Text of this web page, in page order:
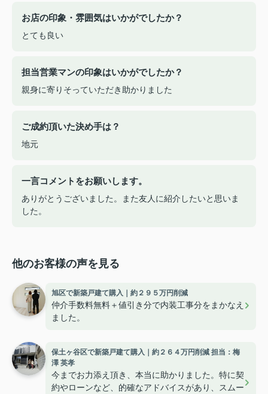
お店の印象・雰囲気はいかがでしたか？
とても良い
担当営業マンの印象はいかがでしたか？
親身に寄りそっていただき助かりました
ご成約頂いた決め手は？
地元
一言コメントをお願いします。
ありがとうございました。また友人に紹介したいと思いま
した。
他のお客様の声を見る
旭区で新築戸建て購入｜約２９５万円削減
仲介手数料無料＋値引き分で内装工事分をまかなえ
ました。
保土ヶ谷区で新築戸建て購入｜約２６４万円削減 担当：梅
澤 英孝
今までお力添え頂き、本当に助かりました。特に契
約やローンなど、的確なアドバイスがあり、スムー